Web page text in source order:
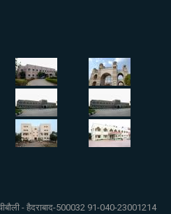
- हैदराबाद-500032 91-040-23001214